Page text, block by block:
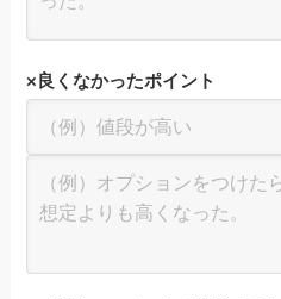
× 良くなかったポイント